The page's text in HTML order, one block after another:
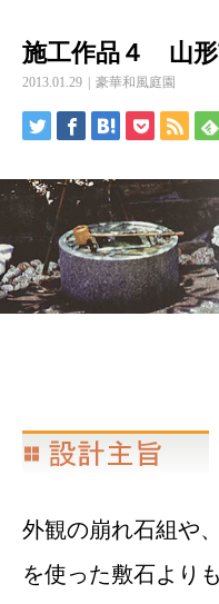
施工作品４ 山
2013.01.29 豪華和風庭園
外観の崩れ石組や
を使った敷石より